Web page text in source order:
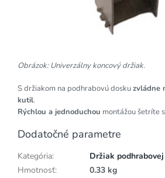
Obrázok: Univerzálny koncový držiak.
S držiakom na podhrabovú doskuzvládne
kutil.
Rýchlou a jednoduchou montážou šetríte
Dodatočné parametre
Kategória:
Držiak
Hmotnosť:
0.33 kg